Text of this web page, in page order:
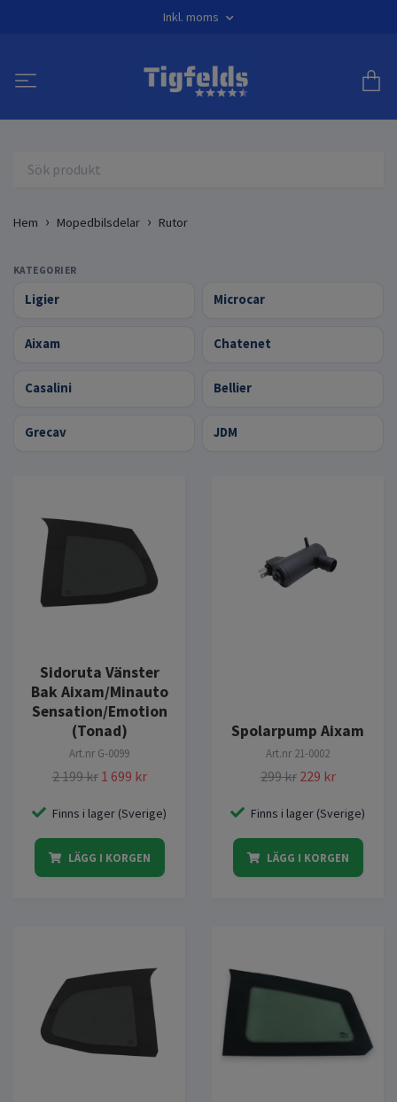
Inkl. moms
Hem Mopedbilsdelar Rutor
KATEGORIER
Ligier Microcar
Aixam Chatenet
Casalini Bellier
Grecav JDM
Sidoruta Vänster
Bak Aixam/Minauto
Sensation/Emotion
(Tonad)
Art.nr G-0099
2 199 kr 1 699 kr
Finns i lager (Sverige)
LÄGG I KORGEN
Spolarpump Aixam
Art.nr 21-0002
299 kr 229 kr
Finns i lager (Sverige)
LÄGG I KORGEN